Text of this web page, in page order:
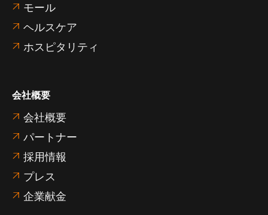
 モール
 ヘルスケア
 ホスピタリティ
会社概要
 会社概要
 パートナー
 採用情報
 プレス
 企業献金